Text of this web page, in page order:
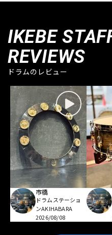
IKEBE
REVIEWS
ドラムのレビュー
市橋
ドラムステーショ
ンAKIHABARA
2026/08/08